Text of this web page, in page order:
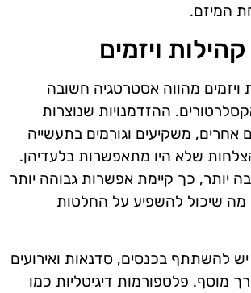
המיזם.
ויזמים
ויזמים מהווה אסטרטגיה חשובה
ההזדמנויות שנוצרות
אחרים, משקיעים וגורמים בתעשייה
שלא היו מתאפשרות בלעדיהן.
יותר, כך קיימת אפשרות גבוהה יותר
מה שיכול להשפיע על החלטות
להשתתף בכנסים, סדנאות ואירועים
מוסף. פלטפורמות דיגיטליות כמו